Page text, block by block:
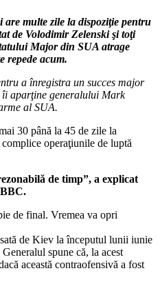
multe zile la dispoziţie pentru
de Volodimir Zelenski şi toţi
Major din SUA atrage
repede acum.
a înregistra un succes major
aparţine generalului Mark
al SUA.
30 până la 45 de zile la
operaţiunile de luptă
de timp”, a explicat
de final. Vremea va opri
de Kiev la începutul lunii iunie
spune că, la acest
această contraofensivă a fost